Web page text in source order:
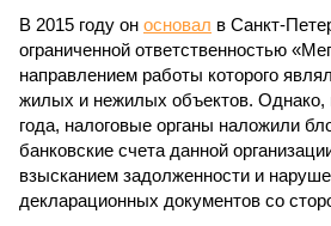
В 2015 году он основал в Санкт-
ограниченной ответственностью
направлением работы которого
жилых и нежилых объектов. Однако,
года, налоговые органы наложили
банковские счета данной
взысканием задолженности и
декларационных документов со